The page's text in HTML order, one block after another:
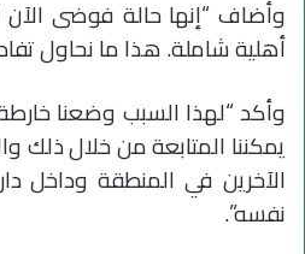
وأضاف “إنها حالة فوضى
أهلية شاملة. هذا ما نحاول
وأكد “لهذا السبب وضعنا
يمكننا المتابعة من خلال ذلك
الآخرين في المنطقة وداخل
نفسه”.